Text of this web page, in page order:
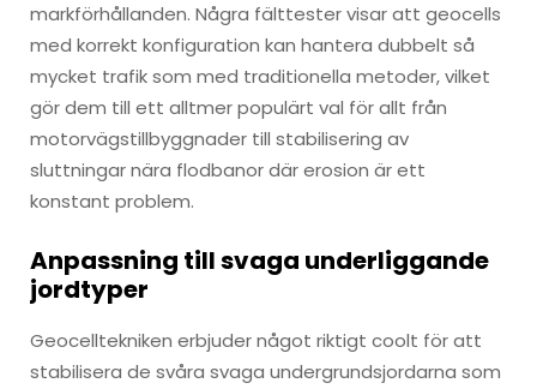
markförhållanden. Några fälttester visar att geocells
med korrekt konfiguration kan hantera dubbelt så
mycket trafik som med traditionella metoder, vilket
gör dem till ett alltmer populärt val för allt från
motorvägstillbyggnader till stabilisering av
sluttningar nära flodbanor där erosion är ett
konstant problem.
Anpassning till svaga underliggande
jordtyper
Geocelltekniken erbjuder något riktigt coolt för att
stabilisera de svåra svaga undergrundsjordarna som